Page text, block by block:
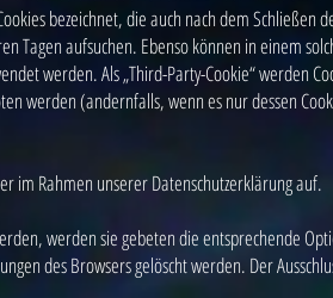
bezeichnet, die auch nach dem Schließen
Tagen aufsuchen. Ebenso können in einem
werden. Als „Third-Party-Cookie“ werden
werden (andernfalls, wenn es nur dessen
im Rahmen unserer Datenschutzerklärung auf.
werden sie gebeten die entsprechende
des Browsers gelöscht werden. Der